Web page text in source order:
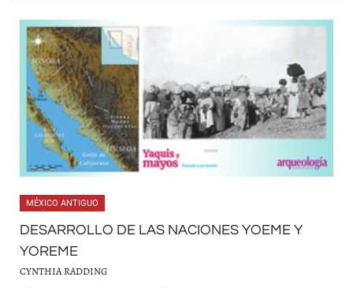
MÉXICO ANTIGUO
DESARROLLO DE LAS NACIONES YOEME Y
YOREME
CYNTHIA RADDING